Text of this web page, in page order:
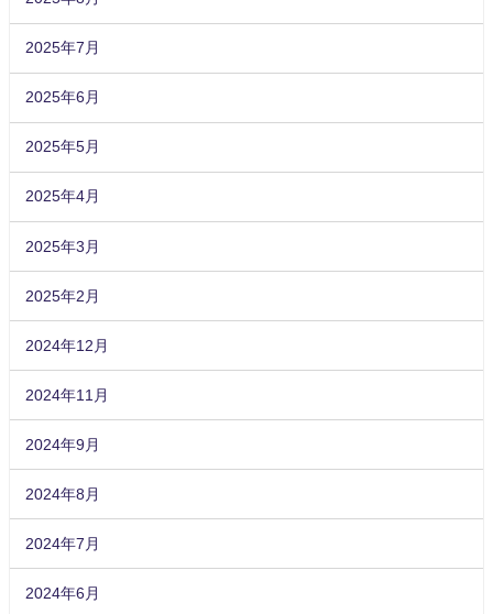
2025年7月
2025年6月
2025年5月
2025年4月
2025年3月
2025年2月
2024年12月
2024年11月
2024年9月
2024年8月
2024年7月
2024年6月